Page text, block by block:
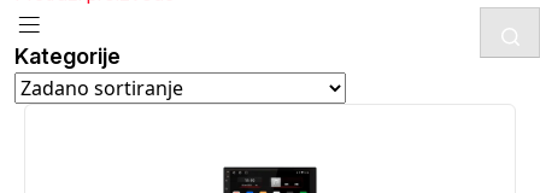
Kategorije